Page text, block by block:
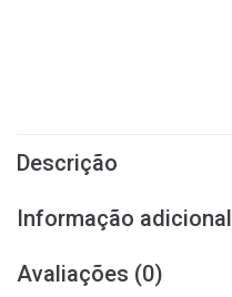
Descrição
Informação adicional
Avaliações (0)